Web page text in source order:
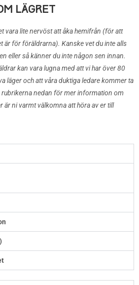
LÄGRET
vara lite nervöst att åka hemifrån (för att
är för föräldrarna). Kanske vet du inte alls
eller så känner du inte någon sen innan.
kan vara lugna med att vi har över 80
läger och att våra duktiga ledare kommer ta
rubrikerna nedan för mer information om
är ni varmt välkomna att höra av er till